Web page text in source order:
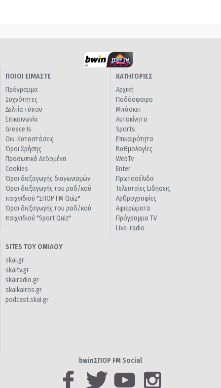
ΠΟΙΟΙ ΕΙΜΑΣΤΕ
Πρόγραμμα
Συχνότητες
Δελτία τύπου
Επικοινωνία
Greece Is
Οικ. Καταστάσεις
Όροι Χρήσης
Προσωπικά Δεδομένα
Cookies
Όροι διεξαγωγής διαγωνισμών
Όροι διεξαγωγής του ραδ/κού
παιχνιδιού "ΣΠΟΡ FM Quiz"
Όροι διεξαγωγής του ραδ/κού
παιχνιδιού "Sport Quiz"
ΚΑΤΗΓΟΡΙΕΣ
Αρχική
Ποδόσφαιρο
Μπάσκετ
Αυτοκίνητο
Sports
Επικαιρότητα
Βαθμολογίες
WebTv
Enter
Πρωτοσέλιδα
Τελευταίες Ειδήσεις
Αρθρογραφίες
Αφιερώματα
Πρόγραμμα TV
Live-radio
SITES ΤΟΥ ΟΜΙΛΟΥ
skai.gr
skaitv.gr
skairadio.gr
skaikairos.gr
podcast.skai.gr
bwinΣΠΟΡ FM Social